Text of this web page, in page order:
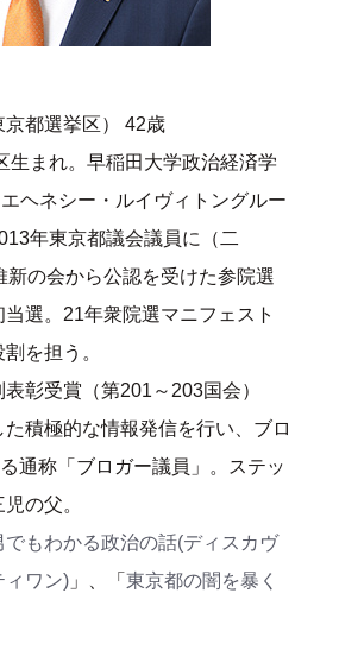
都選挙区） 42歳
生まれ。早稲田大学政治経済学
ヘネシー・ルイヴィトングルー
年東京都議会議員に（二
新の会から公認を受けた参院選
選。21年衆院選マニフェスト
を担う。
彰受賞（第201～203国会）
積極的な情報発信を行い、ブロ
通称「ブロガー議員」。ステッ
の父。
でもわかる政治の話(ディスカヴ
ィワン) 」、「 東京都の闇を暴く